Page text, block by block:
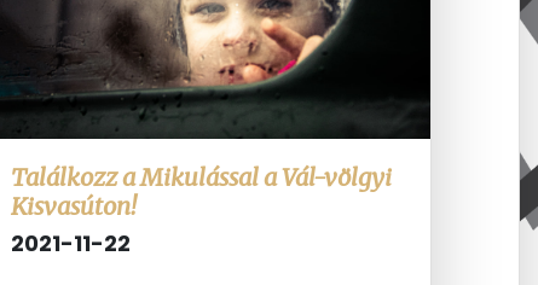
Találkozz a Mikulással a Vál-völgyi
Kisvasúton!
2021-11-22